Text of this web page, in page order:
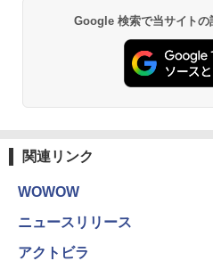
Google 検索で当サイトの
関連リンク
WOWOW
ニュースリリース
アクトビラ